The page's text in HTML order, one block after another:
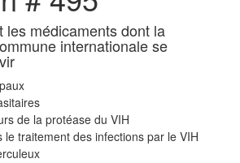
les médicaments dont la
internationale se
de la protéase du VIH
le traitement des infections par le VIH